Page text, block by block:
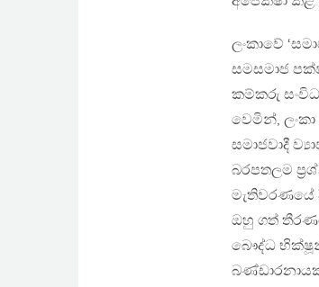
ලංකාවේ
සමසමාජ
කම්කරු
වෙමින්,
සමාජවාදී
බරපතලම
මැතිවරණයේ
ඔහු ගත්
බෞද්ධ